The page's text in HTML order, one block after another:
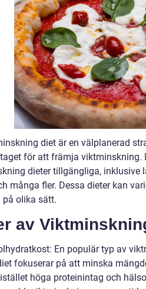
diet är en välplanerad
för att främja viktminskning.
dieter tillgängliga, inklusive
många fler. Dessa dieter kan
på olika sätt.
av
En populär typ av
fokuserar på att minska
höga proteinintag och